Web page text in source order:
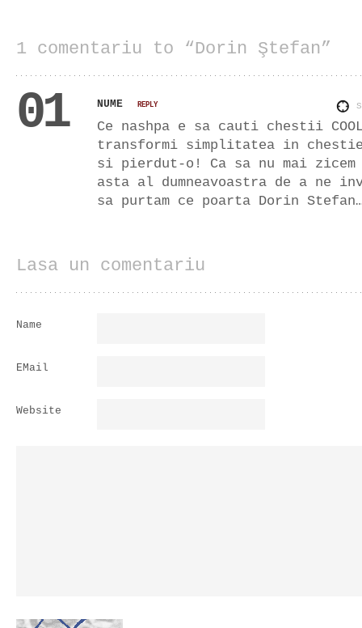
1 comentariu to “Dorin Ştefan”
01 NUME REPLY
Ce nashpa e sa cauti chestii
transformi simplitatea in chestie
si pierdut-o! Ca sa nu mai
asta al dumneavoastra de a ne
sa purtam ce poarta Dorin
Lasa un comentariu
Name
EMail
Website